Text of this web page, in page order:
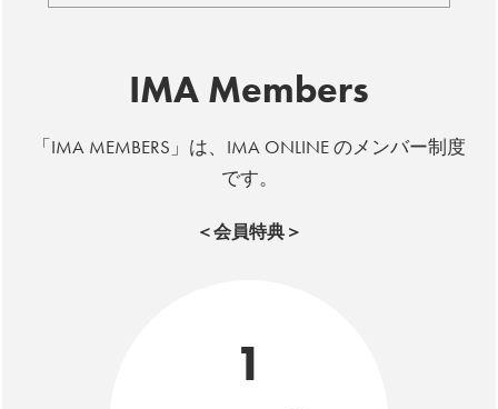
IMA Members
「IMA MEMBERS」は、IMA ONLINE のメンバー制度
です。
＜会員特典＞
1